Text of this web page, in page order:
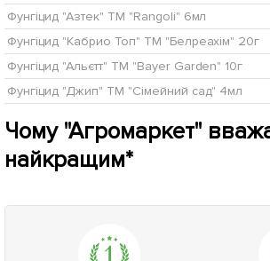
Фунгіцид "Азтек" ТМ "Rangoli" 6мл
Фунгіцид "Кабрио Топ" ТМ "Белреахім" 20г
Фунгіцид "Альєтт" ТМ "Bayer Garden" 10г
Фунгіцид "Джип" ТМ "Сімейний сад" 4мл
Чому "Агромаркет"
найкращим*